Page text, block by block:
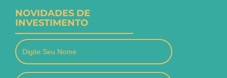
NOVIDADES DE
INVESTIMENTO